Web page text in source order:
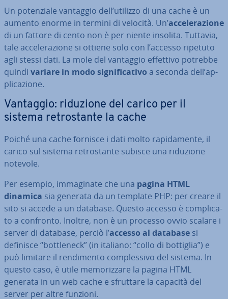
Un po­ten­zia­le vantaggio dell’utilizzo di una cache è un
aumento enorme in termini di velocità. Un’ac­ce­le­ra­zio­ne
di un fattore di cento non è per niente insolita. Tuttavia,
tale ac­ce­le­ra­zio­ne si ottiene solo con l’accesso ripetuto
agli stessi dati. La mole del vantaggio effettivo potrebbe
quindi variare in modo si­gni­fi­ca­ti­vo a seconda dell’ap­
pli­ca­zio­ne.
Vantaggio: riduzione del carico per il
sistema re­tro­stan­te la cache
Poiché una cache fornisce i dati molto ra­pi­da­men­te, il
carico sul sistema re­tro­stan­te subisce una riduzione
notevole.
Per esempio, im­ma­gi­na­te che una pagina HTML
dinamica sia generata da un template PHP: per creare il
sito si accede a un database. Questo accesso è com­pli­ca­
to a confronto. Inoltre, non è un processo ovvio scalare i
server di database, perciò l’accesso al database si
definisce “bot­tle­neck” (in italiano: “collo di bottiglia”) e
può limitare il ren­di­men­to com­ples­si­vo del sistema. In
questo caso, è utile me­mo­riz­za­re la pagina HTML
generata in un web cache e sfruttare la capacità del
server per altre funzioni.